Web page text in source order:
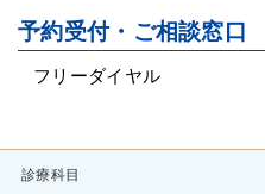
予約受付・ご相談窓口
フリーダイヤル
診療科目